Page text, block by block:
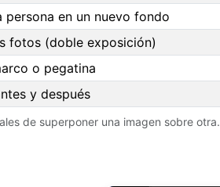
persona en un nuevo fondo
fotos (doble exposición)
o pegatina
y después
de superponer una imagen sobre otra.